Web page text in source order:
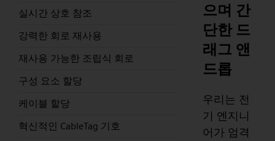
실시간 상호 참조
강력한 회로 재사용
재사용 가능한 조립식 회로
구성 요소 할당
케이블 할당
혁신적인 CableTag 기호
으며 간
단한 드
래그 앤
드롭
우리는 전
기 엔지니
어가 엄격